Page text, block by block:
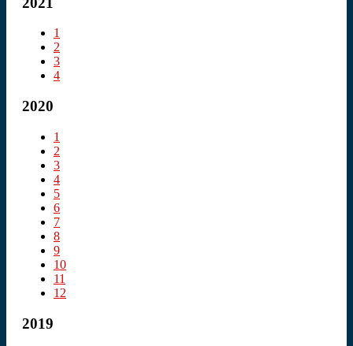
1
2
3
4
2020
1
2
3
4
5
6
7
8
9
10
11
12
2019